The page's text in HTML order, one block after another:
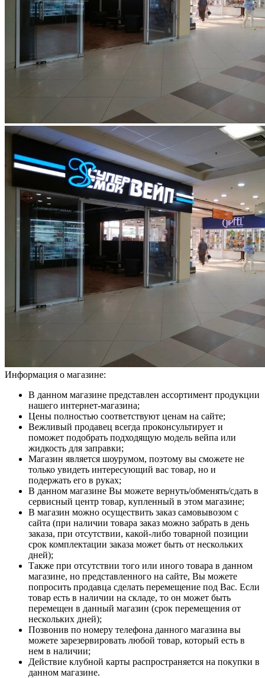
Информация о магазине:
В данном магазине представлен ассортимент продукции
нашего интернет-магазина;
Цены полностью соответствуют ценам на сайте;
Вежливый продавец всегда проконсультирует и
поможет подобрать подходящую модель вейпа или
жидкость для заправки;
Магазин является шоурумом, поэтому вы сможете не
только увидеть интересующий вас товар, но и
подержать его в руках;
В данном магазине Вы можете вернуть/обменять/сдать в
сервисный центр товар, купленный в этом магазине;
В магазин можно осуществить заказ самовывозом с
сайта (при наличии товара заказ можно забрать в день
заказа, при отсутствии, какой-либо товарной позиции
срок комплектации заказа может быть от нескольких
дней);
Также при отсутствии того или иного товара в данном
магазине, но представленного на сайте, Вы можете
попросить продавца сделать перемещение под Вас. Если
товар есть в наличии на складе, то он может быть
перемещен в данный магазин (срок перемещения от
нескольких дней);
Позвонив по номеру телефона данного магазина вы
можете зарезервировать любой товар, который есть в
нем в наличии;
Действие клубной карты распространяется на покупки в
данном магазине.